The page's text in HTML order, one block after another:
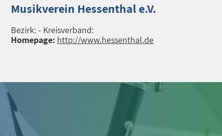
Musikverein Hessenthal e.V.
Bezirk: - Kreisverband:
Homepage: http://www.hessenthal.de